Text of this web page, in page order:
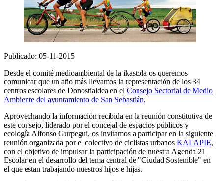
Publicado: 05-11-2015
Desde el comité medioambiental de la ikastola os queremos
comunicar que un año más llevamos la representación de los 34
centros escolares de Donostialdea en el Consejo Sectorial de Medio
Ambiente del ayuntamiento de San Sebastián.
Aprovechando la información recibida en la reunión constitutiva de
este consejo, liderado por el concejal de espacios públicos y
ecología Alfonso Gurpegui, os invitamos a participar en la siguiente
reunión organizada por el colectivo de ciclistas urbanos KALAPIE,
con el objetivo de impulsar la participación de nuestra Agenda 21
Escolar en el desarrollo del tema central de "Ciudad Sostenible" en
el que estan trabajando nuestros hijos e hijas.